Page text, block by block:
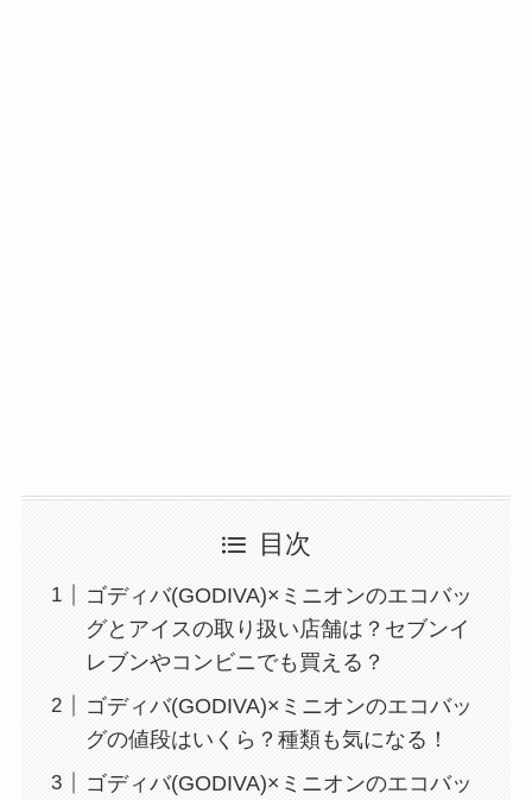
目次
ゴディバ(GODIVA)×ミニオンのエコバッ
グとアイスの取り扱い店舗は？セブンイ
レブンやコンビニでも買える？
ゴディバ(GODIVA)×ミニオンのエコバッ
グの値段はいくら？種類も気になる！
ゴディバ(GODIVA)×ミニオンのエコバッ